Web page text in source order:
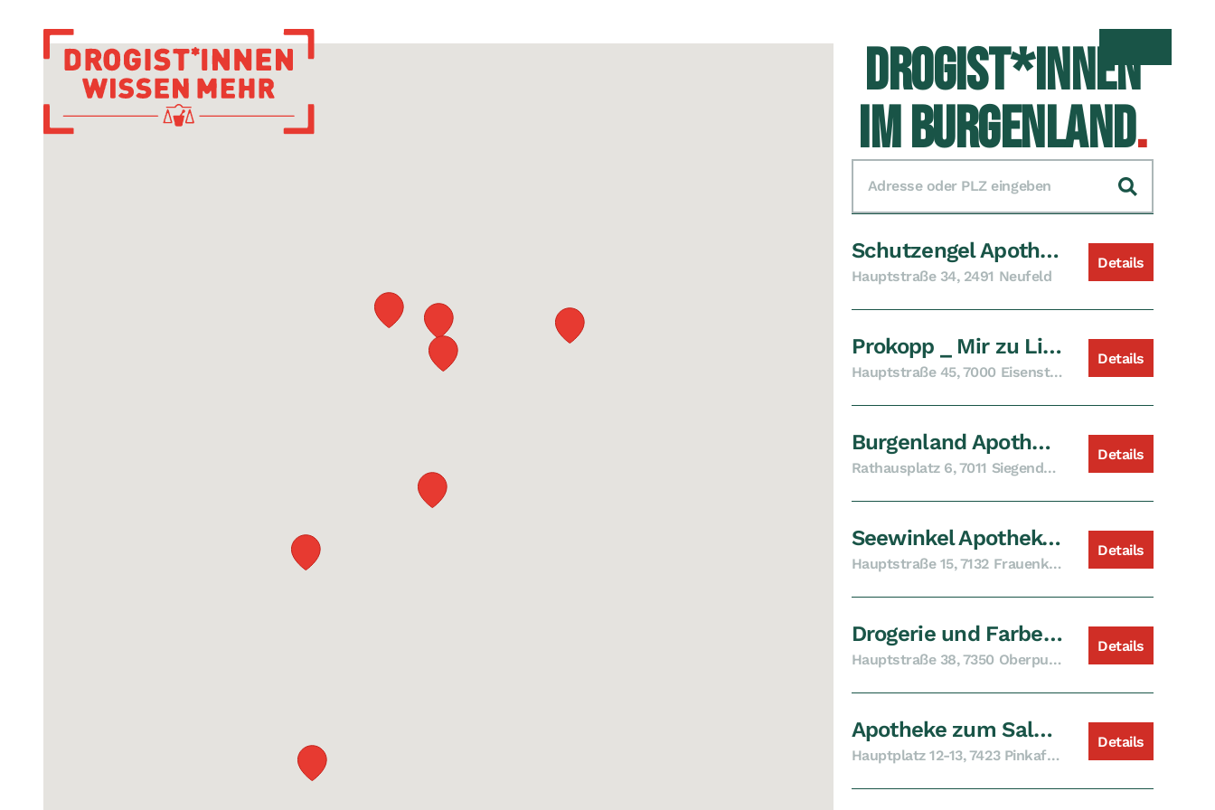
Zur Startseite
DROGIST*INNEN
IM BURGENLAND.
Suchen
Schutzengel Apotheke, Neufeld
Hauptstraße 34, 2491 Neufeld
Details
Prokopp _ Mir zu Liebe, Eisenstadt
Hauptstraße 45, 7000 Eisenstadt
Details
Burgenland Apotheke, Siegendorf
Rathausplatz 6, 7011 Siegendorf
Details
Seewinkel Apotheke und Drogerie, Frauenkirchen
Hauptstraße 15, 7132 Frauenkirchen
Details
Drogerie und Farben Blagusz, Gewusst wie, Oberpullendorf
Hauptstraße 38, 7350 Oberpullendorf
Details
Apotheke zum Salvator und Drogerie zum St. Hubertus, Pinkafeld
Hauptplatz 12-13, 7423 Pinkafeld
Details